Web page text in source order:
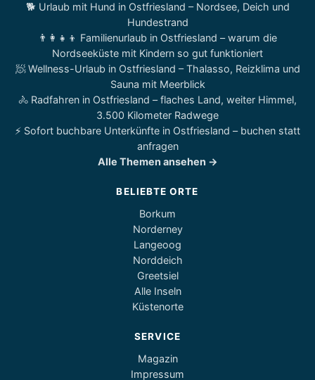
🐕 Urlaub mit Hund in Ostfriesland – Nordsee, Deich und
Hundestrand
👨‍👩‍👧‍👦 Familienurlaub in Ostfriesland – warum die
Nordseeküste mit Kindern so gut funktioniert
🧖 Wellness-Urlaub in Ostfriesland – Thalasso, Reizklima und
Sauna mit Meerblick
🚴 Radfahren in Ostfriesland – flaches Land, weiter Himmel,
3.500 Kilometer Radwege
⚡ Sofort buchbare Unterkünfte in Ostfriesland – buchen statt
anfragen
Alle Themen ansehen →
BELIEBTE ORTE
Borkum
Norderney
Langeoog
Norddeich
Greetsiel
Alle Inseln
Küstenorte
SERVICE
Magazin
Impressum